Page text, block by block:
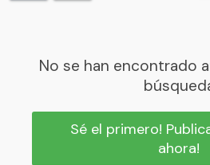
No se han encontrado
Sé el primero!
ahora!